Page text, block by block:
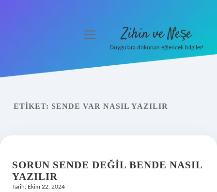
Yasal Uyarı
menüyü
Zihin ve Neşe
Duygulara dokunan eğlenceli bilgiler!
ETIKET: SENDE VAR NASIL YAZILIR
SORUN SENDE DEĞIL BENDE NASIL
YAZILIR
Tarih: Ekim 22, 2024